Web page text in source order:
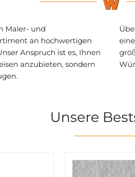
Maler- und
an hochwertigen
Anspruch ist es, Ihnen
anzubieten, sondern
Unsere